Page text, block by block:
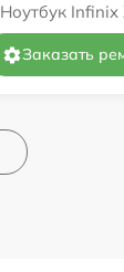
Ноутбук Infinix
Заказать